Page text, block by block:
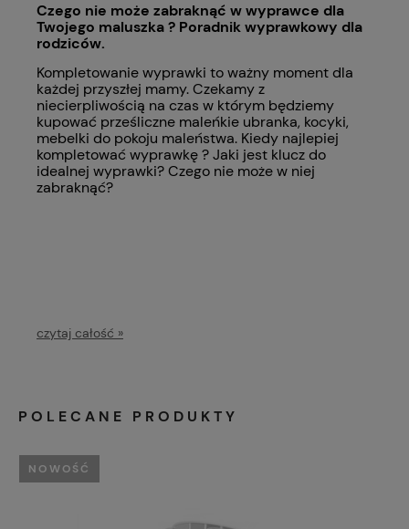
Czego nie może zabraknąć w wyprawce dla
Twojego maluszka ? Poradnik wyprawkowy dla
rodziców.
Kompletowanie wyprawki to ważny moment dla
każdej przyszłej mamy. Czekamy z
niecierpliwością na czas w którym będziemy
kupować prześliczne maleńkie ubranka, kocyki,
mebelki do pokoju maleństwa. Kiedy najlepiej
kompletować wyprawkę ? Jaki jest klucz do
idealnej wyprawki? Czego nie może w niej
zabraknąć?
czytaj całość »
POLECANE PRODUKTY
NOWOŚĆ